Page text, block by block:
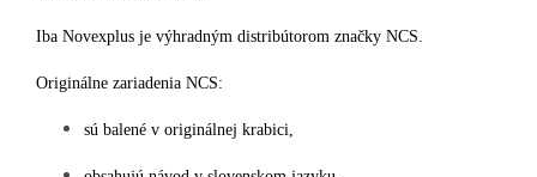
Iba Novexplus je výhradným distribútorom značky NCS.
Originálne zariadenia NCS:
sú balené v originálnej krabici,